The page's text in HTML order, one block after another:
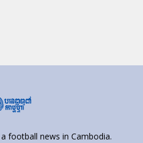
football news in Cambodia.